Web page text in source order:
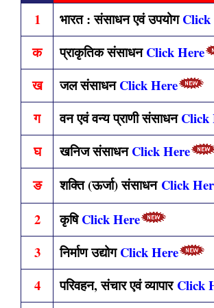
1
भारत : संसाधन एवं उपयोगClick
क
प्राकृतिक संसाधनClick Here
ख
जल संसाधनClick Here
ग
वन एवं वन्य प्राणी संसाधनClick
घ
खनिज संसाधनClick Here
ङ
शक्ति (ऊर्जा) संसाधन Click
2
कृषिClick Here
3
निर्माण उद्योगClick Here
4
परिवहन, संचार एवं व्यापारClick